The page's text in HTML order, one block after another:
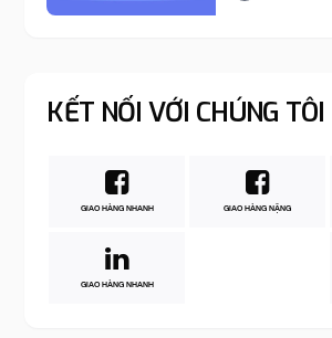
KẾT NỐI VỚI CHÚNG TÔI
GIAO HÀNG NHANH GIAO HÀNG NẶNG
GIAO HÀNG NHANH